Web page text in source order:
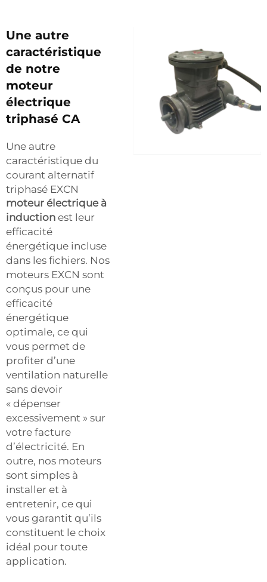
Une autre
caractéristique
de notre
moteur
électrique
triphasé CA
Une autre
caractéristique du
courant alternatif
triphasé EXCN
moteur électrique à
induction est leur
efficacité
énergétique incluse
dans les fichiers. Nos
moteurs EXCN sont
conçus pour une
efficacité
énergétique
optimale, ce qui
vous permet de
profiter d’une
ventilation naturelle
sans devoir
« dépenser
excessivement » sur
votre facture
d’électricité. En
outre, nos moteurs
sont simples à
installer et à
entretenir, ce qui
vous garantit qu’ils
constituent le choix
idéal pour toute
application.